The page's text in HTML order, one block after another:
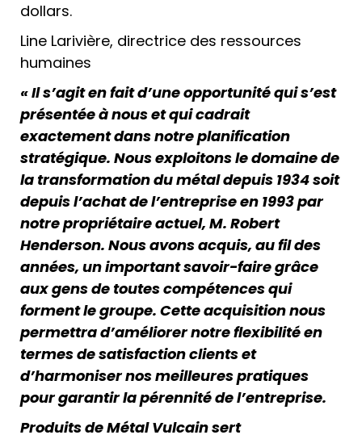
dollars.
Line Larivière, directrice des ressources
humaines
« Il s’agit en fait d’une opportunité qui s’est
présentée à nous et qui cadrait
exactement dans notre planification
stratégique. Nous exploitons le domaine de
la transformation du métal depuis 1934 soit
depuis l’achat de l’entreprise en 1993 par
notre propriétaire actuel, M. Robert
Henderson. Nous avons acquis, au fil des
années, un important savoir-faire grâce
aux gens de toutes compétences qui
forment le groupe. Cette acquisition nous
permettra d’améliorer notre flexibilité en
termes de satisfaction clients et
d’harmoniser nos meilleures pratiques
pour garantir la pérennité de l’entreprise.
Produits de Métal Vulcain sert